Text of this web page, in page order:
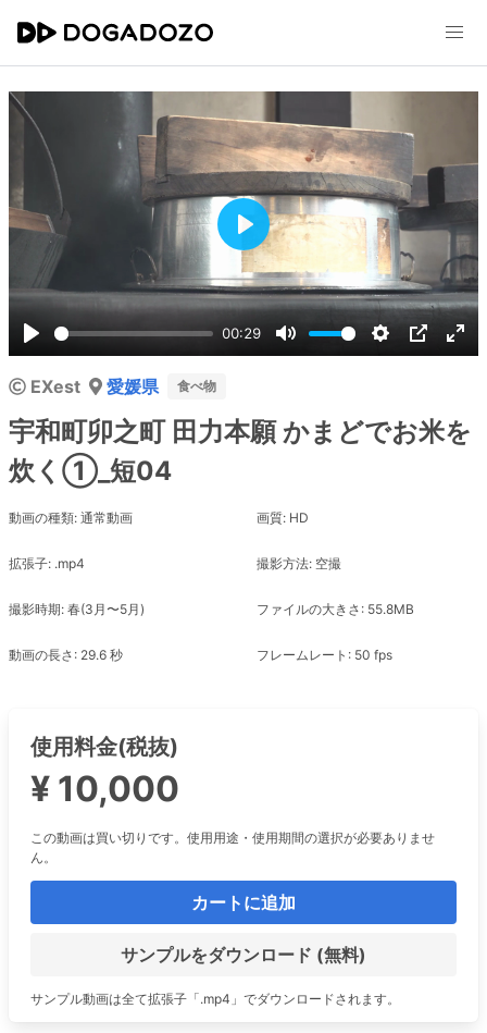
Play
00:29
Mute Settings
PIP
Play
EXest 愛媛県 食べ物
宇和町卯之町 田力本願 かまどでお米を
炊く①_短04
動画の種類: 通常動画 画質: HD
拡張子: .mp4 撮影方法: 空撮
撮影時期: 春(3月〜5月) ファイルの大きさ: 55.8MB
動画の長さ: 29.6 秒 フレームレート: 50 fps
使用料金(税抜)
¥ 10,000
この動画は買い切りです。使用用途・使用期間の選択が必要ありませ
ん。
カートに追加
サンプルをダウンロード (無料)
サンプル動画は全て拡張子「.mp4」でダウンロードされます。